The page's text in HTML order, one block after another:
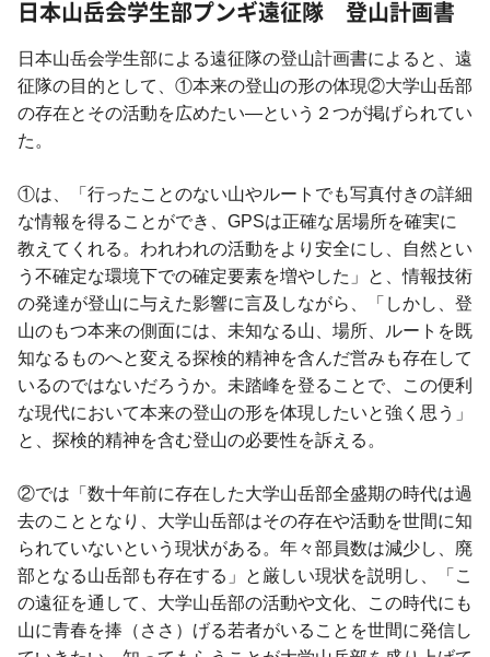
日本山岳会学生部プンギ遠征隊 登山計画書
日本山岳会学生部による遠征隊の登山計画書によると、遠
征隊の目的として、①本来の登山の形の体現②大学山岳部
の存在とその活動を広めたい―という２つが掲げられてい
た。
①は、「行ったことのない山やルートでも写真付きの詳細
な情報を得ることができ、GPSは正確な居場所を確実に
教えてくれる。われわれの活動をより安全にし、自然とい
う不確定な環境下での確定要素を増やした」と、情報技術
の発達が登山に与えた影響に言及しながら、「しかし、登
山のもつ本来の側面には、未知なる山、場所、ルートを既
知なるものへと変える探検的精神を含んだ営みも存在して
いるのではないだろうか。未踏峰を登ることで、この便利
な現代において本来の登山の形を体現したいと強く思う」
と、探検的精神を含む登山の必要性を訴える。
②では「数十年前に存在した大学山岳部全盛期の時代は過
去のこととなり、大学山岳部はその存在や活動を世間に知
られていないという現状がある。年々部員数は減少し、廃
部となる山岳部も存在する」と厳しい現状を説明し、「こ
の遠征を通して、大学山岳部の活動や文化、この時代にも
山に青春を捧（ささ）げる若者がいることを世間に発信し